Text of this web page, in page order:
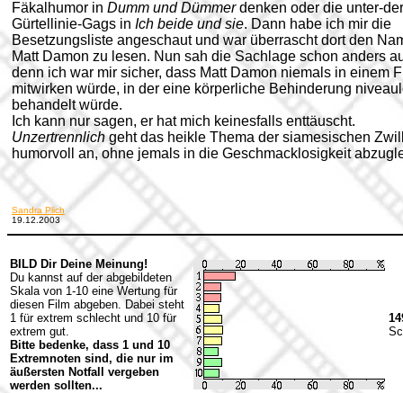
Fäkalhumor in Dumm und Dümmerdenken oder die unter-
Gürtellinie-Gags in Ich beide und sie. Dann habe ich mir die
Besetzungsliste angeschaut und war überrascht dort den
Matt Damon zu lesen. Nun sah die Sachlage schon anders
denn ich war mir sicher, dass Matt Damon niemals in einem
mitwirken würde, in der eine körperliche Behinderung
behandelt würde.
Ich kann nur sagen, er hat mich keinesfalls enttäuscht.
Unzertrennlichgeht das heikle Thema der siamesischen
humorvoll an, ohne jemals in die Geschmacklosigkeit
Sandra Plich
19.12.2003
BILD Dir Deine Meinung!
Du kannst auf der abgebildeten
Skala von 1-10 eine Wertung für
diesen Film abgeben. Dabei steht
1 für extrem schlecht und 10 für
extrem gut.
Bitte bedenke, dass 1 und 10
Extremnoten sind, die nur im
äußersten Notfall vergeben
werden sollten...